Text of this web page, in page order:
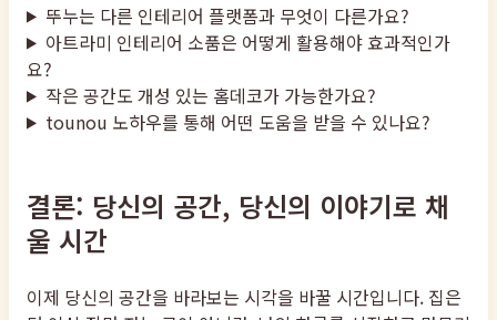
뚜누는 다른 인테리어 플랫폼과 무엇이 다른가요?
아트라미 인테리어 소품은 어떻게 활용해야 효과적인가
요?
작은 공간도 개성 있는 홈데코가 가능한가요?
tounou 노하우를 통해 어떤 도움을 받을 수 있나요?
결론: 당신의 공간, 당신의 이야기로 채
울 시간
이제 당신의 공간을 바라보는 시각을 바꿀 시간입니다. 집은